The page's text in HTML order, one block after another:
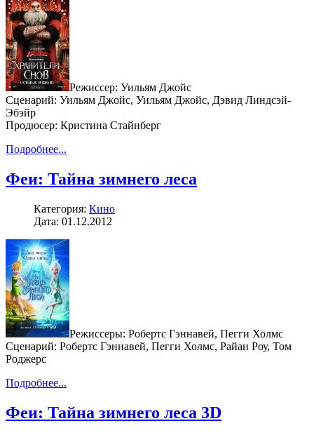
Режиссер: Уильям Джойс
Сценарий: Уильям Джойс, Уильям Джойс, Дэвид Линдсэй-
Эбэйр
Продюсер: Кристина Стайнберг
Подробнее...
Феи: Тайна зимнего леса
Категория: Кино
Дата: 01.12.2012
Режиссеры: Робертс Гэннавей, Пегги Холмс
Сценарий: Робертс Гэннавей, Пегги Холмс, Райан Роу, Том
Роджерс
Подробнее...
Феи: Тайна зимнего леса 3D